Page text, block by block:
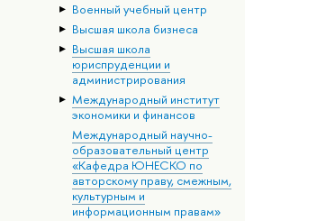
Военный учебный центр
Высшая школа бизнеса
Высшая школа
юриспруденции и
администрирования
Международный институт
экономики и финансов
Международный научно-
образовательный центр
«Кафедра ЮНЕСКО по
авторскому праву, смежным,
культурным и
информационным правам»